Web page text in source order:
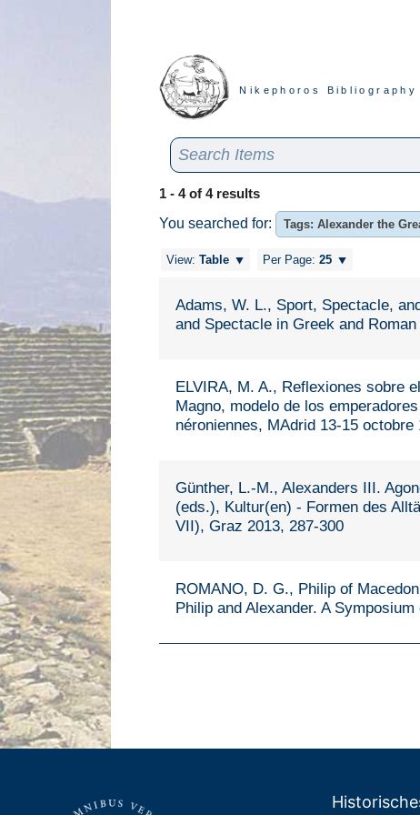
Nikephoros
1 - 4 of 4 results
You searched for:
Tags: Alexander the
View: Table Per Page: 25
Adams, W. L., Sport, Spectacle,
and Spectacle in Greek and
ELVIRA, M. A., Reflexiones sobre
Magno, modelo de los
néroniennes, MAdrid 13-15
Günther, L.-M., Alexanders III.
(eds.), Kultur(en) - Formen des
VII), Graz 2013, 287-300
ROMANO, D. G., Philip of
Philip and Alexander. A